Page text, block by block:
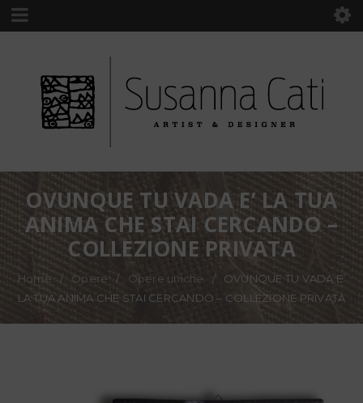
OVUNQUE TU VADA E’ LA TUA
ANIMA CHE STAI CERCANDO –
COLLEZIONE PRIVATA
Home / Opere / Opere uniche /
OVUNQUE TU VADA E’
LA TUA ANIMA CHE STAI CERCANDO – COLLEZIONE PRIVATA